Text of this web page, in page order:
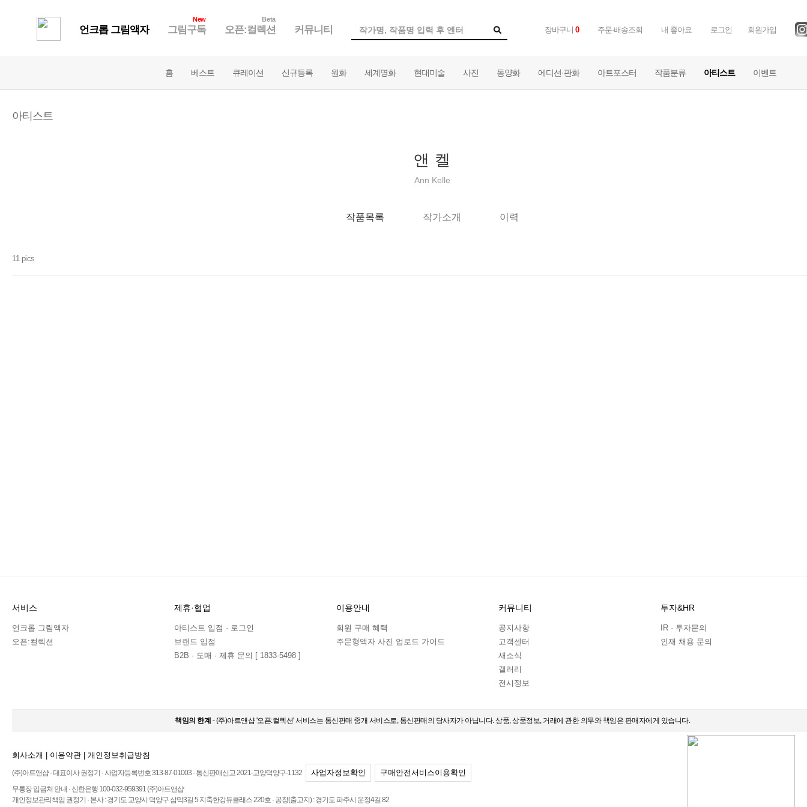
언크롭 그림액자
New
그림구독
Beta
오픈:컬렉션 커뮤니티 장바구니 0 주문·배송조회 내 좋아요 로그인 회원가입
홈 베스트 큐레이션 신규등록 원화 세계명화 현대미술 사진 동양화 에디션·판화 아트포스터 작품분류 아티스트 이벤트
아티스트
앤 켈
Ann Kelle
작품목록 작가소개 이력
11 pics
서비스
언크롭 그림액자
오픈:컬렉션
제휴·협업
아티스트 입점 · 로그인
브랜드 입점
B2B · 도매 · 제휴 문의 [ 1833-5498 ]
이용안내
회원 구매 혜택
주문형액자 사진 업로드 가이드
커뮤니티
공지사항
고객센터
새소식
갤러리
전시정보
투자&HR
IR · 투자문의
인재 채용 문의
책임의 한계 - (주)아트앤샵 '오픈:컬렉션' 서비스는 통신판매 중개 서비스로, 통신판매의 당사자가 아닙니다. 상품, 상품정보, 거래에 관한 의무와 책임은 판매자에게 있습니다.
회사소개 이용약관 개인정보취급방침
(주)아트앤샵 · 대표이사 권정기 · 사업자등록번호 313-87-01003 · 통신판매신고 2021-고양덕양구-1132 사업자정보확인 구매안전서비스이용확인
무통장 입금처 안내 · 신한은행 100-032-959391 (주)아트앤샵
개인정보관리책임 권정기 · 본사 : 경기도 고양시 덕양구 삼막3길 5 지축한강듀클래스 220호 · 공장(출고지) : 경기도 파주시 운정4길 82